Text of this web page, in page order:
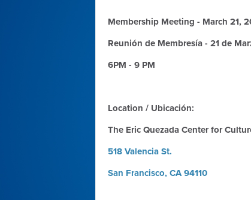
Membership Meeting - March 21,
Reunión de Membresía - 21 de
6PM - 9 PM
Location / Ubicación:
The Eric Quezada Center for
518 Valencia St.
San Francisco, CA 94110